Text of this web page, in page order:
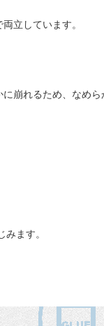
立しています。
崩れるため、なめ
ます。